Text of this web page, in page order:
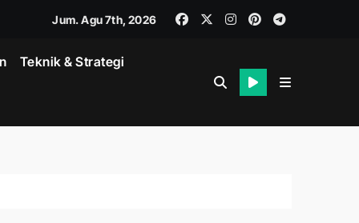
Jum. Agu 7th, 2026
Teknik & Strategi